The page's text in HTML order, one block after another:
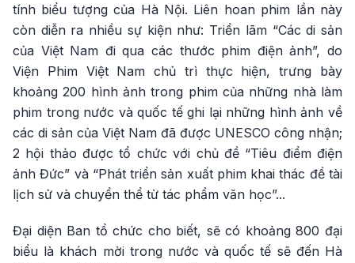
tính biểu tượng của Hà Nội. Liên hoan phim lần này
còn diễn ra nhiều sự kiện như: Triển lãm “Các di sản
của Việt Nam đi qua các thước phim điện ảnh”, do
Viện Phim Việt Nam chủ trì thực hiện, trưng bày
khoảng 200 hình ảnh trong phim của những nhà làm
phim trong nước và quốc tế ghi lại những hình ảnh về
các di sản của Việt Nam đã được UNESCO công nhận;
2 hội thảo được tổ chức với chủ đề “Tiêu điểm điện
ảnh Đức” và “Phát triển sản xuất phim khai thác đề tài
lịch sử và chuyển thể từ tác phẩm văn học”...
Đại diện Ban tổ chức cho biết, sẽ có khoảng 800 đại
biểu là khách mời trong nước và quốc tế sẽ đến Hà